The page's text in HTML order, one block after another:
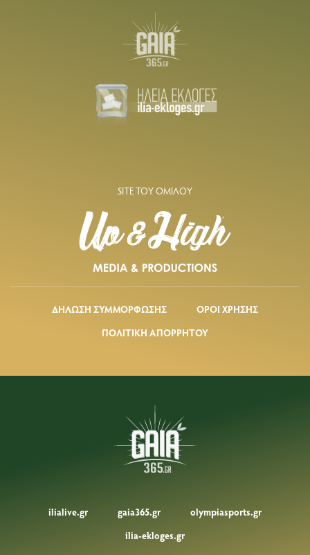
SITE ΤΟΥ ΟΜΙΛΟΥ
ΔΗΛΩΣΗ ΣΥΜΜΟΡΦΩΣΗΣ
ΟΡΟΙ ΧΡΗΣΗΣ
ΠΟΛΙΤΙΚΗ ΑΠΟΡΡΗΤΟΥ
ilialive.gr gaia365.gr
olympiasports.gr
ilia-ekloges.gr